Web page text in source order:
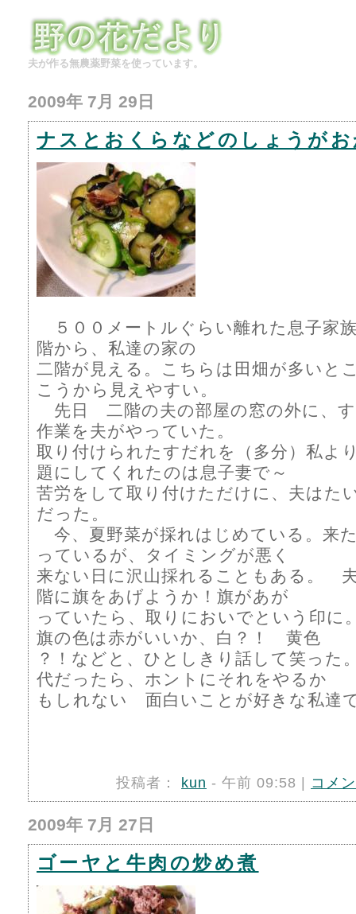
夫が作る無農薬野菜を使っています。
2009年 7月 29日
ナスとおくらなどのしょうが
５００メートルぐらい離れた息子家
階から、私達の家の
二階が見える。こちらは田畑が多いと
こうから見えやすい。
先日 二階の夫の部屋の窓の外に、
作業を夫がやっていた。
取り付けられたすだれを（多分）私よ
題にしてくれたのは息子妻で～
苦労をして取り付けただけに、夫はた
だった。
今、夏野菜が採れはじめている。来
っているが、タイミングが悪く
来ない日に沢山採れることもある。
階に旗をあげようか！旗があが
っていたら、取りにおいでという印
旗の色は赤がいいか、白？！ 黄色
？！などと、ひとしきり話して笑った
代だったら、ホントにそれをやるか
もしれない 面白いことが好きな私達
投稿者： kun - 午前 09:58 | コメ
2009年 7月 27日
ゴーヤと牛肉の炒め煮